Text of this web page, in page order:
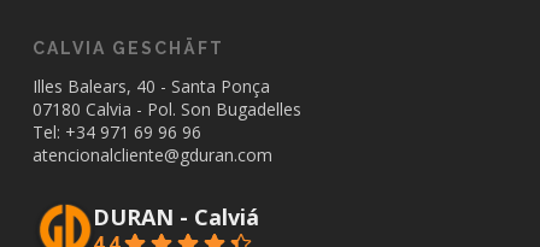
CALVIA GESCHÄFT
Illes Balears, 40 - Santa Ponça
07180 Calvia - Pol. Son Bugadelles
Tel: +34 971 69 96 96
atencionalcliente@gduran.com
DURAN - Calviá